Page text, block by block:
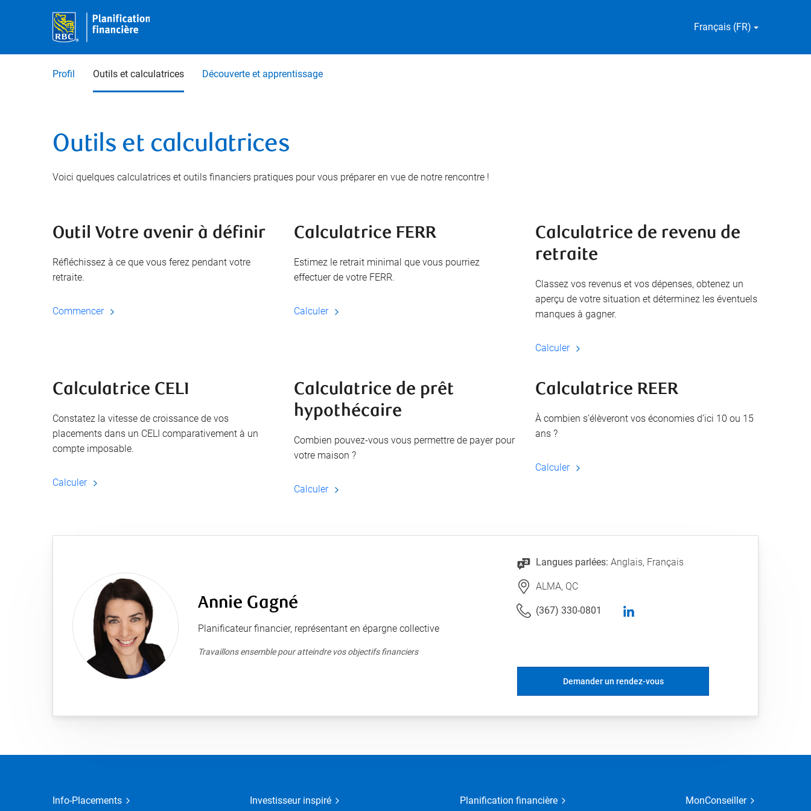
Français (FR)
Profil Outils et calculatrices Découverte et apprentissage
Outils et calculatrices
Voici quelques calculatrices et outils financiers pratiques pour vous préparer en vue de notre rencontre !
Outil Votre avenir à définir
Réfléchissez à ce que vous ferez pendant votre
retraite.
Commencer
Calculatrice FERR
Estimez le retrait minimal que vous pourriez
effectuer de votre FERR.
Calculer
Calculatrice de revenu de
retraite
Classez vos revenus et vos dépenses, obtenez un
aperçu de votre situation et déterminez les éventuels
manques à gagner.
Calculer
Calculatrice CELI
Constatez la vitesse de croissance de vos
placements dans un CELI comparativement à un
compte imposable.
Calculer
Calculatrice de prêt
hypothécaire
Combien pouvez-vous vous permettre de payer pour
votre maison ?
Calculer
Calculatrice REER
À combien s’élèveront vos économies d’ici 10 ou 15
ans ?
Calculer
Annie Gagné
Planificateur financier, représentant en épargne collective
Travaillons ensemble pour atteindre vos objectifs financiers
Langues parlées: Anglais, Français
ALMA, QC
(367) 330-0801 linkedin
Demander un rendez-vous
Info-Placements Investisseur inspiré Planification financière MonConseiller